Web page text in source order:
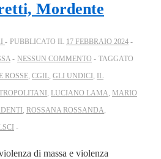
Mordente
PUBBLICATO IL 17 FEBBRAIO 2024
NESSUN COMMENTO
TAGGATO
ROSSE CGIL GLI UNDICI IL
LUCIANO LAMA MARIO
ROSSANA ROSSANDA
di massa e violenza